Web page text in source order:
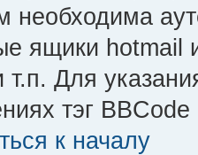
необходима
ящики
т.п. Для
тэг BBCode
к началу